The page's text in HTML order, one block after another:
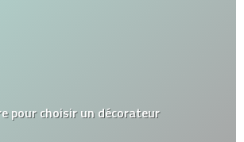
pour choisir un décorateur